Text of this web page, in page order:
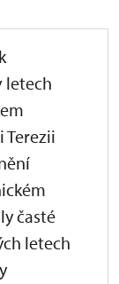
letech
Terezii
časté
letech